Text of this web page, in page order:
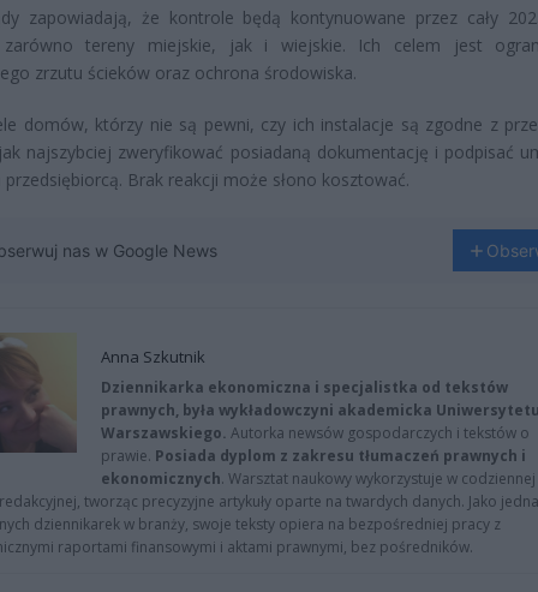
zapowiadają, że kontrole będą kontynuowane przez cały
tereny miejskie, jak i wiejskie. Ich celem jest
zrzutu ścieków oraz ochrona środowiska.
domów, którzy nie są pewni, czy ich instalacje są zgodne z
najszybciej zweryfikować posiadaną dokumentację i podpisać
przedsiębiorcą. Brak reakcji może słono kosztować.
nas w Google News
Anna Szkutnik
Dziennikarka ekonomiczna i specjalistka od tekstów
prawnych, była wykładowczyni akademicka
Warszawskiego. Autorka newsów gospodarczych i tekstów o
prawie. Posiada dyplom z zakresu tłumaczeń prawnych i
ekonomicznych. Warsztat naukowy wykorzystuje w codziennej
tworząc precyzyjne artykuły oparte na twardych danych. Jako
dziennikarek w branży, swoje teksty opiera na bezpośredniej pracy z
raportami finansowymi i aktami prawnymi, bez pośredników.